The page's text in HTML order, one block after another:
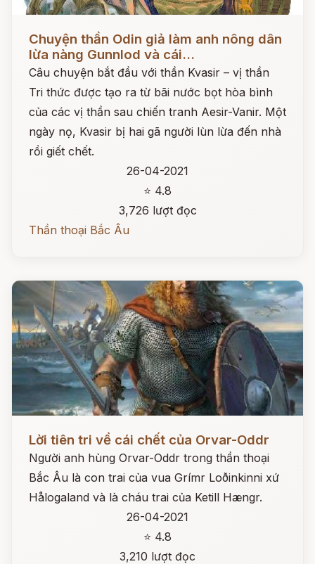
Chuyện thần Odin giả làm anh nông dân
lừa nàng Gunnlod và cái...
Câu chuyện bắt đầu với thần Kvasir – vị thần
Tri thức được tạo ra từ bãi nước bọt hòa bình
của các vị thần sau chiến tranh Aesir-Vanir. Một
ngày nọ, Kvasir bị hai gã người lùn lừa đến nhà
rồi giết chết.
26-04-2021
⭐ 4.8
3,726 lượt đọc
Thần thoại Bắc Âu
Lời tiên tri về cái chết của Orvar-Oddr
Người anh hùng Orvar-Oddr trong thần thoại
Bắc Âu là con trai của vua Grímr Loðinkinni xứ
Hålogaland và là cháu trai của Ketill Hængr.
26-04-2021
⭐ 4.8
3,210 lượt đọc